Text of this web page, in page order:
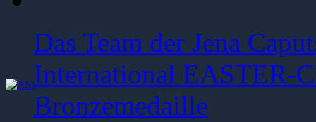
Das Team der Jena
International EASTER-
Bronzemedaille